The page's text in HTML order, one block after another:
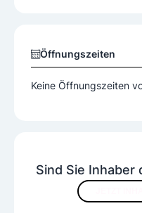
Sind Sie Inhaber
Öffnungszeiten
Keine Öffnungszeiten